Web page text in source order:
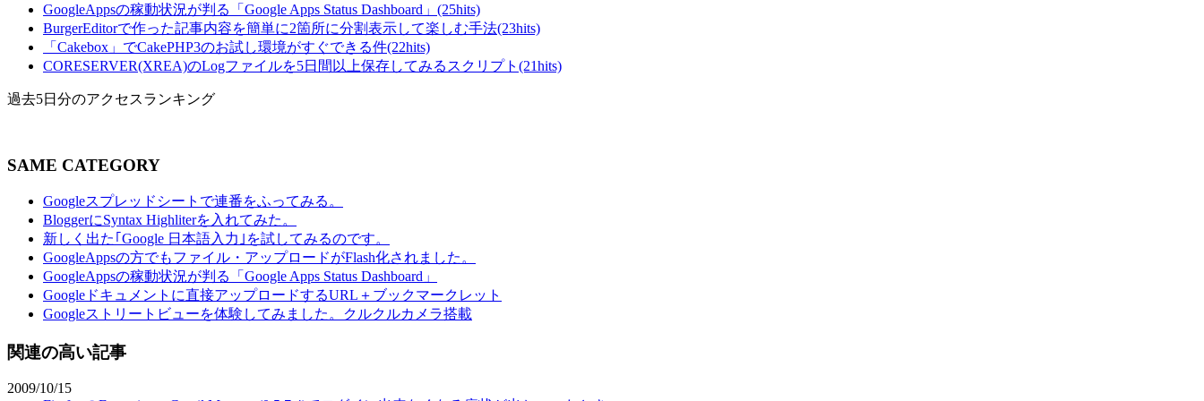
GoogleAppsの稼動状況が判る「Google Apps Status Dashboard」(25hits)
BurgerEditorで作った記事内容を簡単に2箇所に分割表示して楽しむ手法(23hits)
「Cakebox」でCakePHP3のお試し環境がすぐできる件(22hits)
CORESERVER(XREA)のLogファイルを5日間以上保存してみるスクリプト(21hits)
過去5日分のアクセスランキング
SAME CATEGORY
Googleスプレッドシートで連番をふってみる。
BloggerにSyntax Highliterを入れてみた。
新しく出た｢Google 日本語入力｣を試してみるのです。
GoogleAppsの方でもファイル・アップロードがFlash化されました。
GoogleAppsの稼動状況が判る「Google Apps Status Dashboard」
Googleドキュメントに直接アップロードするURL＋ブックマークレット
Googleストリートビューを体験してみました。クルクルカメラ搭載
関連の高い記事
2009/10/15